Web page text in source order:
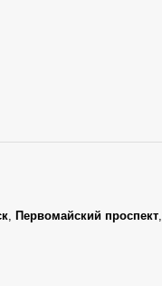
, Первомайский проспект,